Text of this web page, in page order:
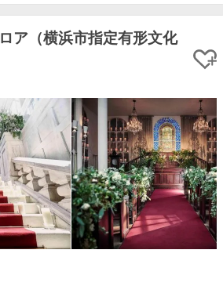
ア（横浜市指定有形文化